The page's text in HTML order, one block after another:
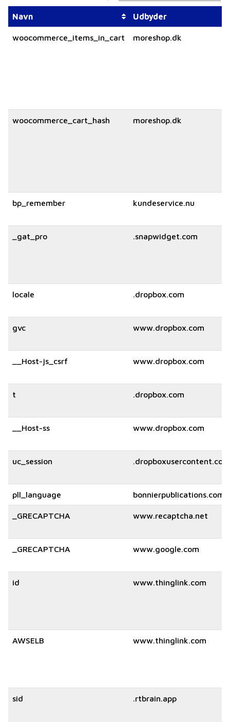
Navn Udbyder
woocommerce_items_in_cart moreshop.dk
woocommerce_cart_hash moreshop.dk
bp_remember kundeservice.nu
_gat_pro .snapwidget.com
locale .dropbox.com
gvc www.dropbox.com
__Host-js_csrf www.dropbox.com
t .dropbox.com
__Host-ss www.dropbox.com
uc_session .dropboxusercontent.com
pll_language bonnierpublications.com
_GRECAPTCHA www.recaptcha.net
_GRECAPTCHA www.google.com
id www.thinglink.com
AWSELB www.thinglink.com
sid .rtbrain.app